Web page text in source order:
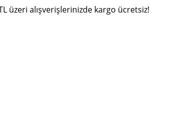
üzeri alışverişlerinizde kargo ücretsiz!